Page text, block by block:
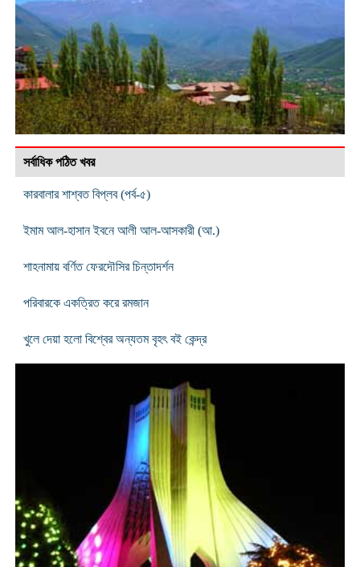
সর্বাধিক পঠিত খবর
কারবালার শাশ্বত বিপ্লব (পর্ব-৫)
ইমাম আল-হাসান ইবনে আলী আল-আসকারী (আ.)
শাহনামায় বর্ণিত ফেরদৌসির চিন্তাদর্শন
পরিবারকে একত্রিত করে রমজান
খুলে দেয়া হলো বিশ্বের অন্যতম বৃহৎ বই কেন্দ্র